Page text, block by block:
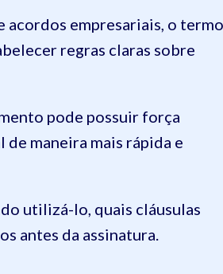
acordos empresariais, o termo
regras claras sobre
pode possuir força
maneira mais rápida e
utilizá-lo, quais cláusulas
antes da assinatura.